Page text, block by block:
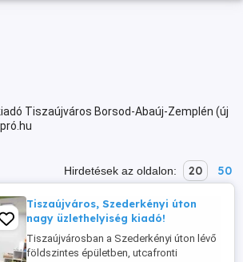
Tiszaújváros Borsod-Abaúj-Zemplén (új
Hirdetések az oldalon: 20 50
Tiszaújváros, Szederkényi úton
nagy üzlethelyiség kiadó!
Tiszaújvárosban a Szederkényi úton lévő
földszintes épületben, utcafronti